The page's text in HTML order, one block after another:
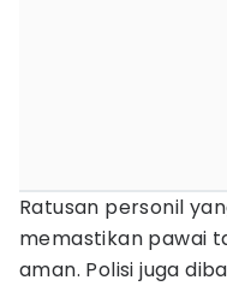
Ratusan personil
memastikan pawai
aman. Polisi juga